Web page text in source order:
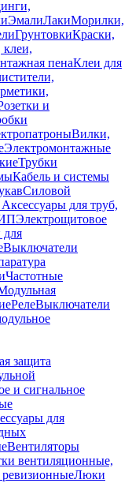
ЭмалиЛакиМорилки,
ГрунтовкиКраски,
пенаКлеи для
и
Вилки,
Электромонтажные
Трубки
Кабель и системы
Силовой
Аксессуары для труб,
Электрощитовое
для
Выключатели
Частотные
РелеВыключатели
защита
и сигнальное
для
Вентиляторы
вентиляционные,
Люки